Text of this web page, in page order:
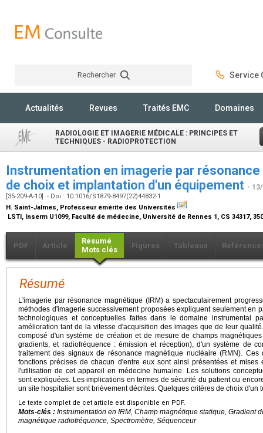
Rechercher Service
Actualités Revues Traités EMC Domaines
RADIOLOGIE ET IMAGERIE MÉDICALE : PRINCIPES ET
TECHNIQUES - RADIOPROTECTION
Instrumentation en imagerie par
de choix et implantation d'un équipement -
[35-209-A-10] - Doi : 10.1016/S1879-8497(22)44832-1
H. Saint-Jalmes, Professeur émérite des Universités
LSTI, Inserm U1099, Faculté de médecine, Université de Rennes 1, CS 34317,
PDF Article
Résumé
Mots clés
Figures Tableaux
Résumé
L'imagerie par résonance magnétique (IRM) a spectaculairement
méthodes d'imagerie successivement proposées expliquent seulement en
technologiques et conceptuelles faites dans le domaine instrumental
amélioration tant de la vitesse d'acquisition des images que de leur
composé d'un système de création et de mesure de champs
gradients, et radiofréquence : émission et réception), d'un système de
traitement des signaux de résonance magnétique nucléaire (RMN). Ces
fonctions précises de chacun d'entre eux sont ainsi présentées et
l'utilisation de cet appareil en médecine humaine. Les solutions
sont expliquées. Les implications en termes de sécurité du patient ou
un site hospitalier sont brièvement décrites. Quelques critères de choix d'un
Le texte complet de cet article est disponible en PDF.
Mots-clés : Instrumentation en IRM, Champ magnétique statique, Gradient
magnétique radiofréquence, Spectromètre, Séquenceur